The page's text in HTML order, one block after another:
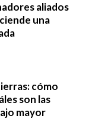
aliados
una
cómo
son las
mayor